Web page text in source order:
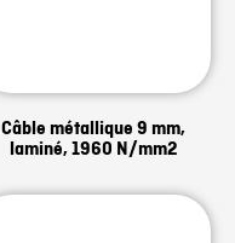
Câble métallique 9 mm,
laminé, 1960 N/mm2